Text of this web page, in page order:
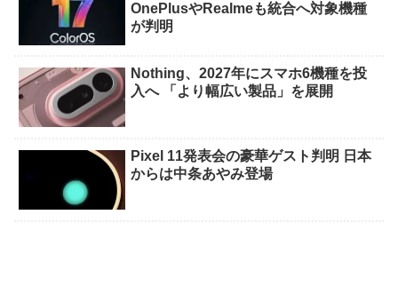
OnePlusやRealmeも統合へ対象機種
が判明
Nothing、2027年にスマホ6機種を投
入へ 「より幅広い製品」を展開
Pixel 11発表会の豪華ゲスト判明 日本
からは中条あやみ登場